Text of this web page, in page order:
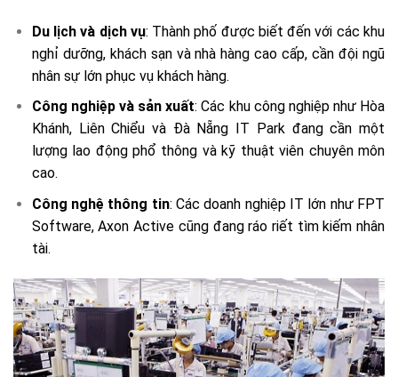
Du lịch và dịch vụ: Thành phố được biết đến với các khu
nghỉ dưỡng, khách sạn và nhà hàng cao cấp, cần đội ngũ
nhân sự lớn phục vụ khách hàng.
Công nghiệp và sản xuất: Các khu công nghiệp như Hòa
Khánh, Liên Chiểu và Đà Nẵng IT Park đang cần một
lượng lao động phổ thông và kỹ thuật viên chuyên môn
cao.
Công nghệ thông tin: Các doanh nghiệp IT lớn như FPT
Software, Axon Active cũng đang ráo riết tìm kiếm nhân
tài.